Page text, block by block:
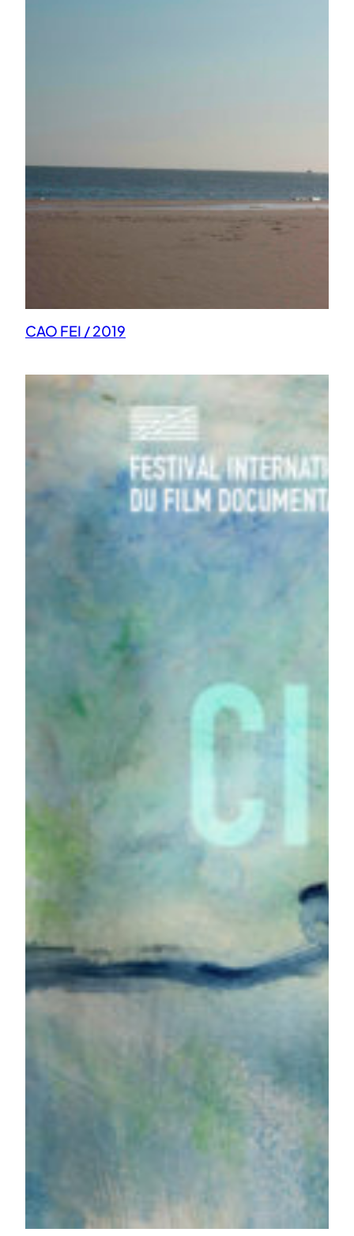
CAO FEI / 2019